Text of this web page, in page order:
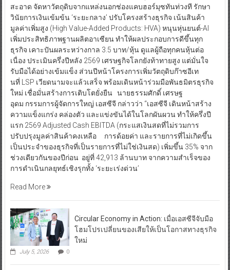
สะอาด จัดหาวัตถุดิบจากแหล่งนอกช่องแคบฮอร์มุซทันท่วงที รักษา
วินัยการเงินเข้มข้น ‘ระยะกลาง’ ปรับโครงสร้างธุรกิจ เน้นสินค้า
มูลค่าเพิ่มสูง (High Value-Added Products: HVA) หนุนหุ่นยนต์-AI
เพิ่มประสิทธิภาพฐานผลิตอาเซียน ทำให้ผลประกอบการดีขึ้นทุก
ธุรกิจ เคาะปันผลระหว่างกาล 3.5 บาท/หุ้น ดูแลผู้ถือทุกคนหุ้นต่อ
เนื่อง ประเมินครึ่งปีหลัง 2569 เศรษฐกิจโลกยังท้าทายสูง แต่มั่นใจ
รับมือได้อย่างเข้มแข็ง ส่วนปีหน้าโครงการเพิ่มวัตถุดิบก๊าซอีเท
นที่ LSP เวียดนามจะแล้วเสร็จ พร้อมเดินหน้าร่วมมือพันธมิตรธุรกิจ
ใหม่ เชื่อมั่นสร้างการเติบโตยั่งยืน นายธรรมศักดิ์ เศรษฐ
อุดม กรรมการผู้จัดการใหญ่ เอสซีจี กล่าวว่า “เอสซีจี เดินหน้าสร้าง
ความแข็งแกร่ง คล่องตัว และแข่งขันได้ในโลกผันผวน ทำให้ครึ่งปี
แรก 2569 Adjusted Cash EBITDA (กระแสเงินสดที่ไม่รวมการ
ปรับปรุงมูลค่าสินค้าคงเหลือ การด้อยค่า และรายการที่ไม่เกิดขึ้น
เป็นประจำของธุรกิจที่เป็นรายการที่ไม่ใช่เงินสด) เพิ่มขึ้น 35% จาก
ช่วงเดียวกันของปีก่อน อยู่ที่ 42,913 ล้านบาท จากความสำเร็จของ
การดำเนินกลยุทธ์เชิงรุกทั้ง ‘ระยะเร่งด่วน’
Read More
Circular Economy in Action: เมื่อเอสซีจีจับมือ
โฮมโปรเปลี่ยนของเสียให้เป็นโอกาสทางธุรกิจ
ใหม่
July 5, 2026 0